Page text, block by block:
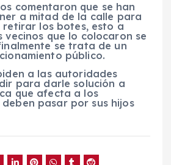
comentaron que se han
a mitad de la calle para
los botes, esto a
vecinos que lo colocaron se
se trata de un
público.
a las autoridades
para darle solución a
que afecta a los
pasar por sus hijos